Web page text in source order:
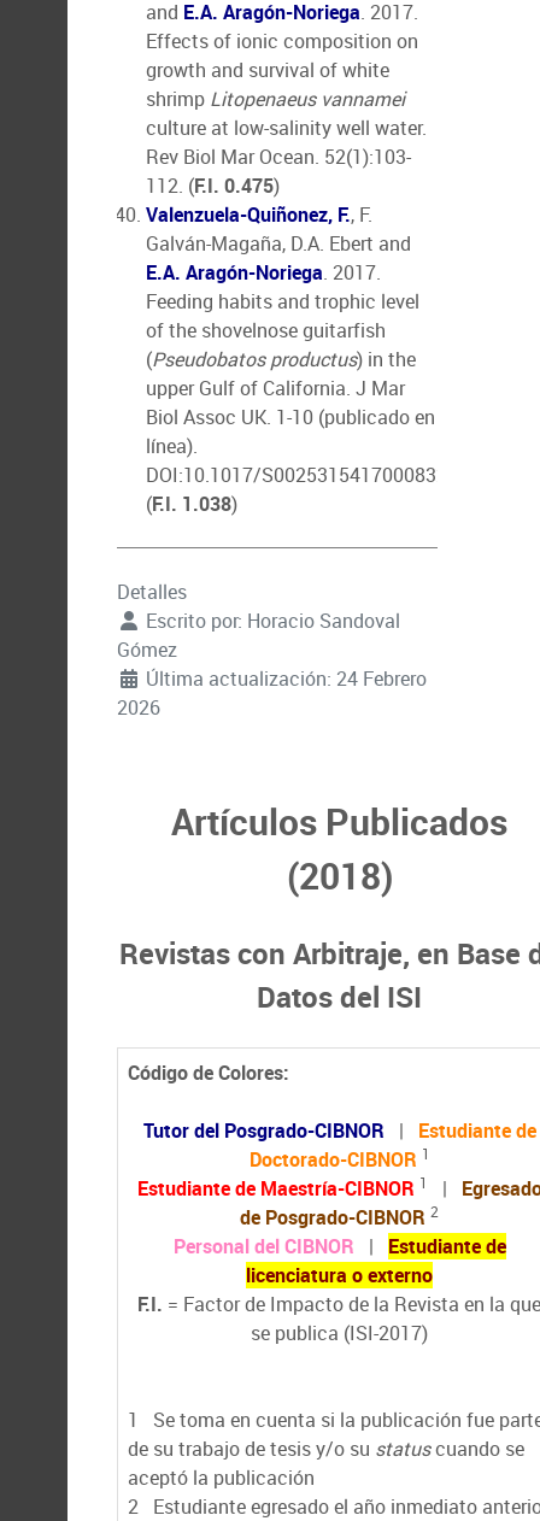
and E.A. Aragón-Noriega. 2017.
Effects of ionic composition on
growth and survival of white
shrimp Litopenaeus vannamei
culture at low-salinity well water.
Rev Biol Mar Ocean. 52(1):103-
112. (F.I. 0.475)
Valenzuela-Quiñonez, F., F.
Galván-Magaña, D.A. Ebert and
E.A. Aragón-Noriega. 2017.
Feeding habits and trophic level
of the shovelnose guitarfish
(Pseudobatos productus) in the
upper Gulf of California. J Mar
Biol Assoc UK. 1-10 (publicado en
línea).
DOI:10.1017/S0025315417000832.
(F.I. 1.038)
Detalles
Escrito por: Horacio Sandoval
Gómez
Última actualización: 24 Febrero
2026
Artículos Publicados
(2018)
Revistas con Arbitraje, en Base
Datos del ISI
Código de Colores:
Tutor del Posgrado-CIBNOR | Estudiante de
Doctorado-CIBNOR 1
Estudiante de Maestría-CIBNOR 1 |
de Posgrado-CIBNOR 2
Personal del CIBNOR | Estudiante de
licenciatura o externo
F.I. = Factor de Impacto de la Revista en la que
se publica (ISI-2017)
1
Se toma en cuenta si la publicación fue
de su trabajo de tesis y/o su statuscuando se
aceptó la publicación
2 Estudiante egresado el año inmediato